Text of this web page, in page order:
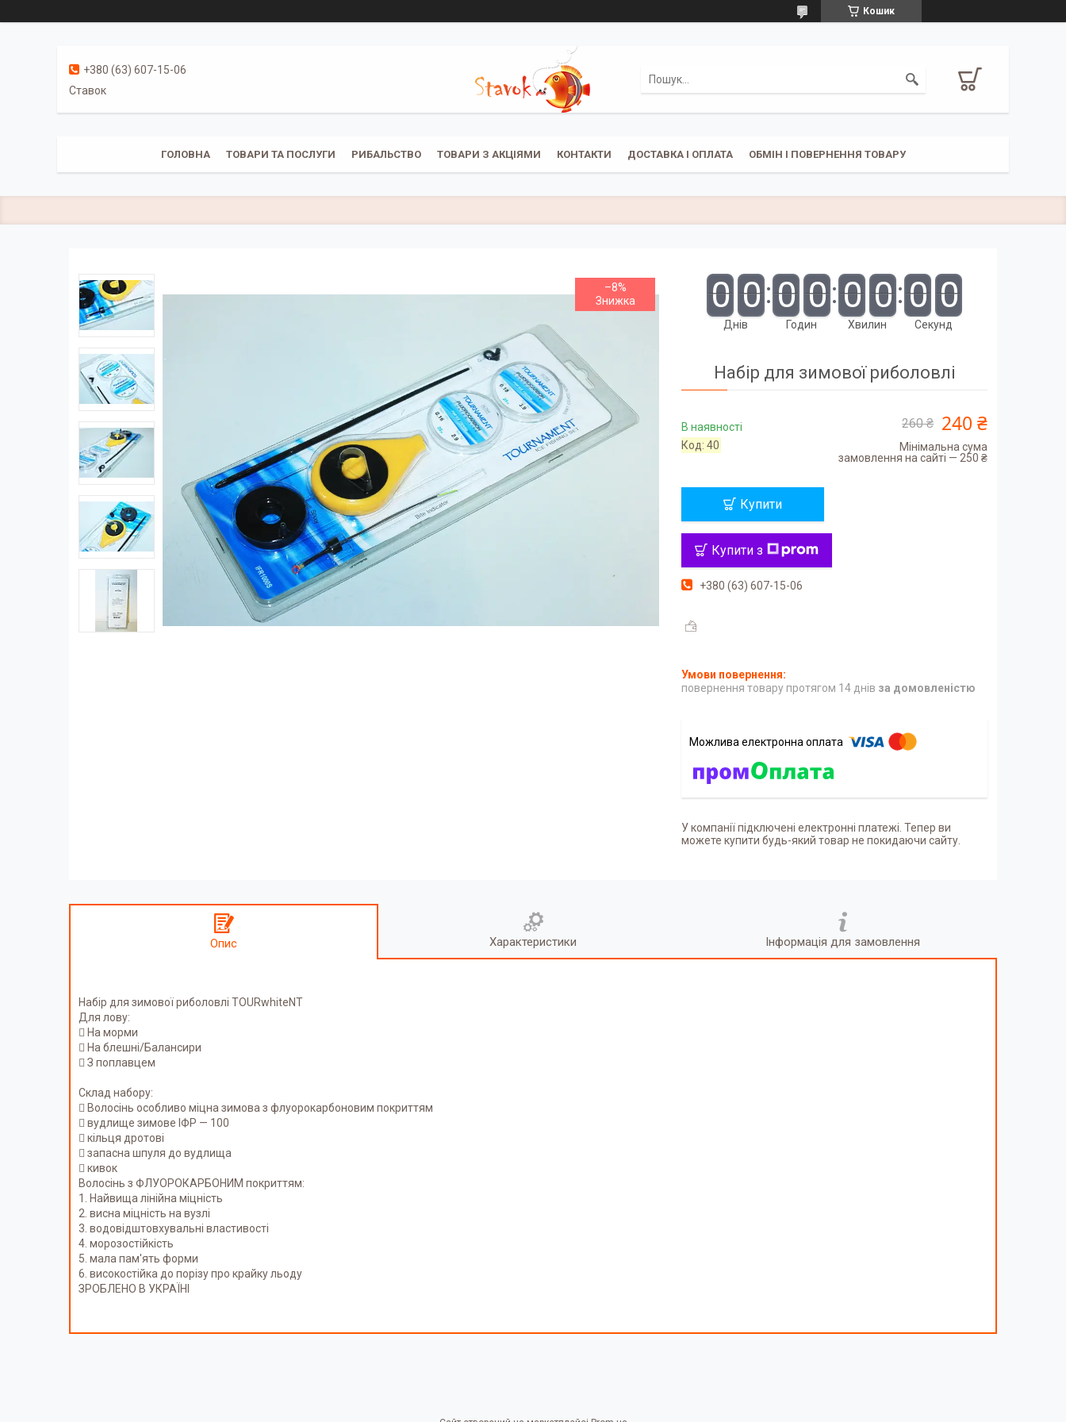
Кошик
+380 (63) 607-15-06
Ставок
ГОЛОВНА ТОВАРИ ТА ПОСЛУГИ РИБАЛЬСТВО ТОВАРИ З АКЦІЯМИ КОНТАКТИ ДОСТАВКА І ОПЛАТА ОБМІН І ПОВЕРНЕННЯ ТОВАРУ
–8% 0 0
Днів
0 0
Годин
0 0
Хвилин
0 0
Секунд
Набір для зимової риболовлі
В наявності
Код:40
260 ₴ 240 ₴
Мінімальна сума
замовлення на сайті — 250 ₴
Купити
Купити з
+380 (63) 607-15-06
повернення товару протягом 14 днів за домовленістю
У компанії підключені електронні платежі. Тепер ви
можете купити будь-який товар не покидаючи сайту.
Опис Характеристики Інформація для замовлення
Набір для зимової риболовлі TOURwhiteNT
Для лову:
 На морми
 На блешні/Балансири
 З поплавцем
Склад набору:
 Волосінь особливо міцна зимова з флуорокарбоновим покриттям
 вудлище зимове ІФР — 100
 кільця дротові
 запасна шпуля до вудлища
 кивок
Волосінь з ФЛУОРОКАРБОНИМ покриттям:
1. Найвища лінійна міцність
2. висна міцність на вузлі
3. водовідштовхувальні властивості
4. морозостійкість
5. мала пам'ять форми
6. високостійка до порізу про крайку льоду
ЗРОБЛЕНО В УКРАЇНІ